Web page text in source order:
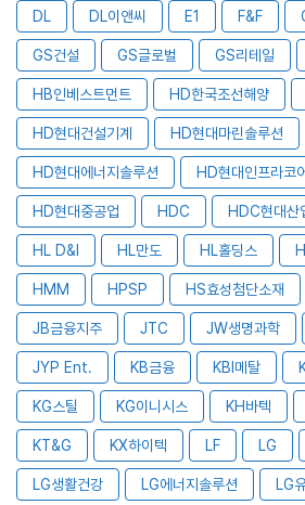
DL DL이앤씨 E1 F&F
GS건설 GS글로벌 GS리테일
HB인베스트먼트 HD한국조선해양
HD현대건설기계 HD현대마린솔루션
HD현대에너지솔루션 HD현대인프라코
HD현대중공업 HDC HDC현대산
HL D&I HL만도 HL홀딩스
HMM HPSP HS효성첨단소재
JB금융지주 JTC JW생명과학
JYP Ent. KB금융 KBI메탈
KG스틸 KG이니시스 KH바텍
KT&G KX하이텍 LF LG
LG생활건강 LG에너지솔루션 LG